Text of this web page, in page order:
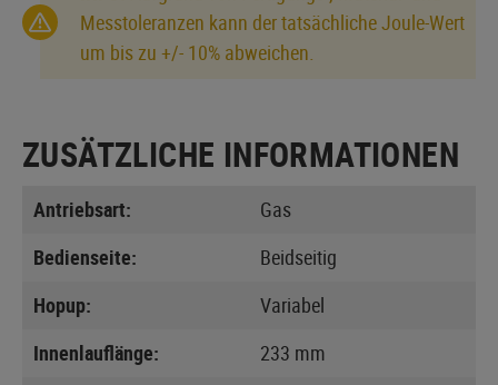
Messtoleranzen kann der tatsächliche Joule-Wert
um bis zu +/- 10% abweichen.
ZUSÄTZLICHE INFORMATIONEN
Antriebsart:
Gas
Bedienseite:
Beidseitig
Hopup:
Variabel
Innenlauflänge:
233 mm